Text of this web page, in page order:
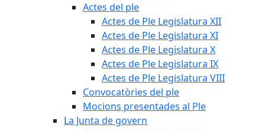
Actes del ple
Actes de Ple Legislatura XII
Actes de Ple Legislatura XI
Actes de Ple Legislatura X
Actes de Ple Legislatura IX
Actes de Ple Legislatura VIII
Convocatòries del ple
Mocions presentades al Ple
La Junta de govern